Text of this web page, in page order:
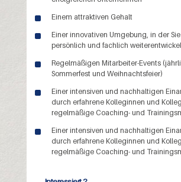
Einem attraktiven Gehalt
Einer innovativen Umgebung, in der
persönlich und fachlich
Regelmäßigen Mitarbeiter-Events
Sommerfest und Weihnachtsfeier)
Einer intensiven und nachhaltigen
durch erfahrene Kolleginnen und
regelmäßige Coaching- und
Einer intensiven und nachhaltigen
durch erfahrene Kolleginnen und
regelmäßige Coaching- und